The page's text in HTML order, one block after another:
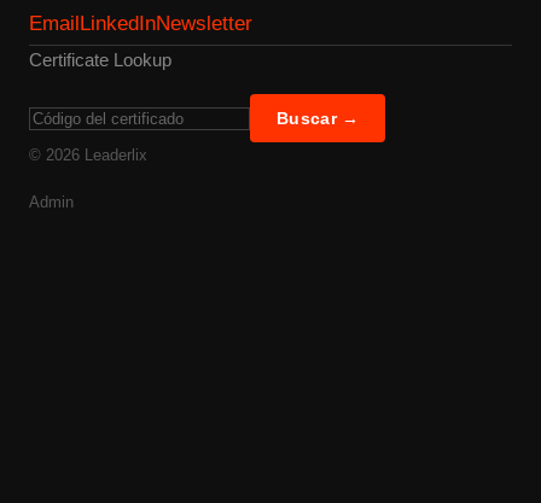
EmailLinkedInNewsletter
Certificate Lookup
Buscar →
© 2026 Leaderlix
Admin